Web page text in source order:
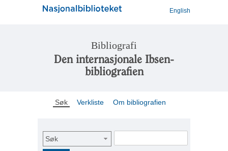
English
Bibliografi
Den internasjonale Ibsen-
bibliografien
Søk Verkliste Om bibliografien
Søk